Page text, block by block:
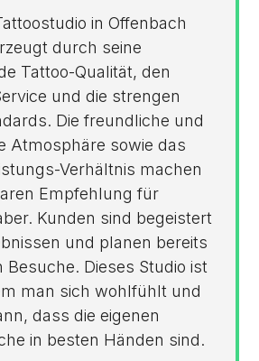
in Offenbach
durch seine
Tattoo-Qualität, den
und die strengen
Die freundliche und
Atmosphäre sowie das
Verhältnis machen
Empfehlung für
Kunden sind begeistert
und planen bereits
Besuche. Dieses Studio ist
man sich wohlfühlt und
dass die eigenen
in besten Händen sind.